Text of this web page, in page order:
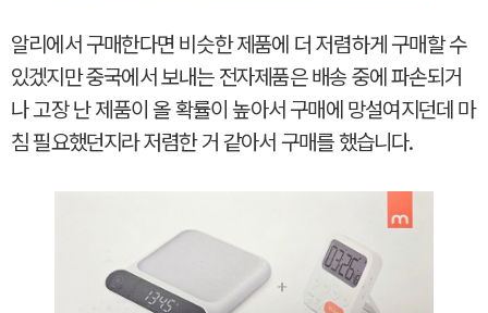
알리에서 구매한다면 비슷한 제품에 더 저렴하게 구매할 수
있겠지만 중국에서 보내는 전자제품은 배송 중에 파손되거
나 고장 난 제품이 올 확률이 높아서 구매에 망설여지던데 마
침 필요했던지라 저렴한 거 같아서 구매를 했습니다.